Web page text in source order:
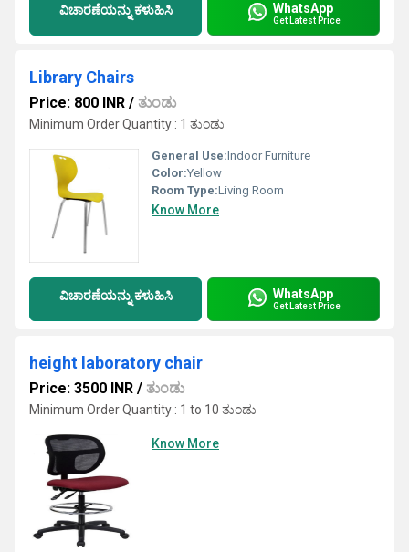
ವಿಚಾರಣೆಯನ್ನು ಕಳುಹಿಸಿ WhatsApp
Get Latest Price
Library Chairs
Price: 800 INR / ತುಂಡು
Minimum Order Quantity : 1 ತುಂಡು
General Use:Indoor Furniture
Color:Yellow
Room Type:Living Room
Know More
ವಿಚಾರಣೆಯನ್ನು ಕಳುಹಿಸಿ WhatsApp
Get Latest Price
height laboratory chair
Price: 3500 INR / ತುಂಡು
Minimum Order Quantity : 1 to 10 ತುಂಡು
Know More